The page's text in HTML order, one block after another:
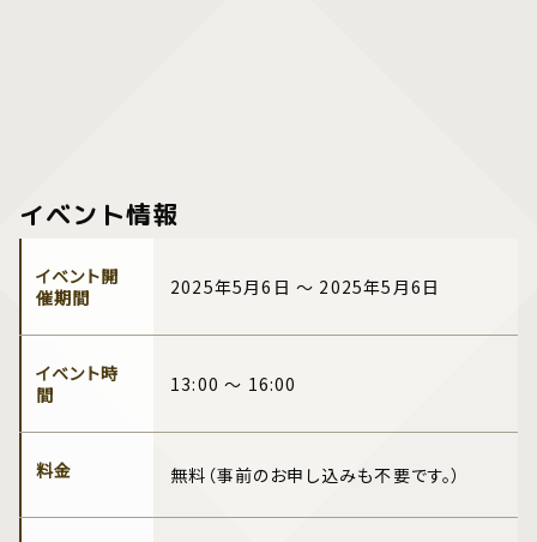
イベント情報
イベント開
催期間
2025年5月6日 ～ 2025年5月6日
イベント時
間
13:00 ～ 16:00
料金 無料（事前のお申し込みも不要です。）